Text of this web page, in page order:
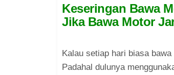
Keseringan Bawa
Jika Bawa Motor
Kalau setiap hari biasa
Padahal dulunya